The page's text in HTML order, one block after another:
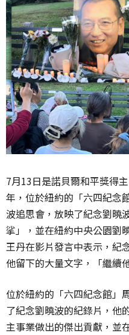
7月13日是諾貝爾和平獎得
年，位於紐約的「六四紀念
波追思會，放映了紀念劉曉
挲」，並在紐約中央公園劉
王丹在影片發言中表示，紀
他留下的大量文字，「繼續
位於紐約的「六四紀念館」
了紀念劉曉波的紀錄片，他
主事業做出的傑出貢獻，並